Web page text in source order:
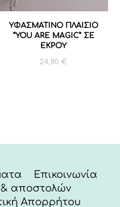
ΥΦΑΣΜΑΤΙΝΟ ΠΛΑΙΣΙΟ
“YOU ARE MAGIC” ΣΕ
ΕΚΡΟΥ
24,80 €
Επικοινωνία
αποστολών
Απορρήτου